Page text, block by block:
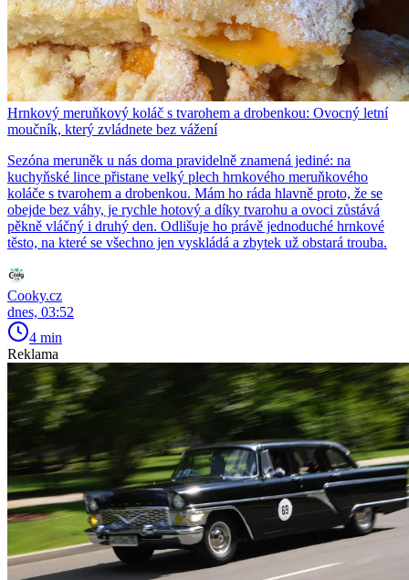
Hrnkový meruňkový koláč s tvarohem a drobenkou: Ovocný letní
moučník, který zvládnete bez vážení
Sezóna meruněk u nás doma pravidelně znamená jediné: na
kuchyňské lince přistane velký plech hrnkového meruňkového
koláče s tvarohem a drobenkou. Mám ho ráda hlavně proto, že se
obejde bez váhy, je rychle hotový a díky tvarohu a ovoci zůstává
pěkně vláčný i druhý den. Odlišuje ho právě jednoduché hrnkové
těsto, na které se všechno jen vyskládá a zbytek už obstará trouba.
Cooky.cz
dnes, 03:52
4 min
Reklama